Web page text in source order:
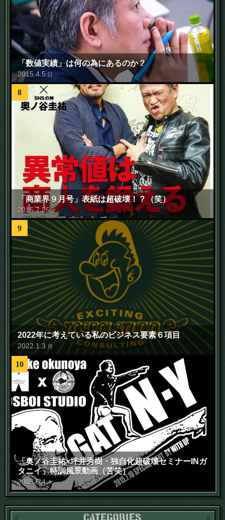
「数値実績」は何の為にあるのか？
2015.4.5 日
8
「商業界９月号」表紙は超破壊！？（笑）
2015.7.25 土
9
2022年に考えている私のビジネス要素６項目
2022.1.3 月
10
「奥ノ谷圭祐×坪井秀樹・独自化超破壊セミナーINガ
タニイ」特訓風景動画（苦笑）
2015.6.4 木